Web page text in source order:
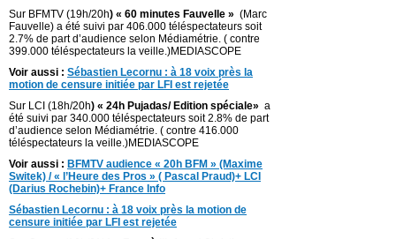
Sur BFMTV (19h/20h) « 60 minutes Fauvelle » (Marc
Fauvelle) a été suivi par 406.000 téléspectateurs soit
2.7% de part d’audience selon Médiamétrie. ( contre
399.000 téléspectateurs la veille.)MEDIASCOPE
Voir aussi : Sébastien Lecornu : à 18 voix près la
motion de censure initiée par LFI est rejetée
Sur LCI (18h/20h) « 24h Pujadas/ Edition spéciale» a
été suivi par 340.000 téléspectateurs soit 2.8% de part
d’audience selon Médiamétrie. ( contre 416.000
téléspectateurs la veille.)MEDIASCOPE
Voir aussi : BFMTV audience « 20h BFM » (Maxime
Switek) / « l’Heure des Pros » ( Pascal Praud)+ LCI
(Darius Rochebin)+ France Info
Sébastien Lecornu : à 18 voix près la motion de
censure initiée par LFI est rejetée